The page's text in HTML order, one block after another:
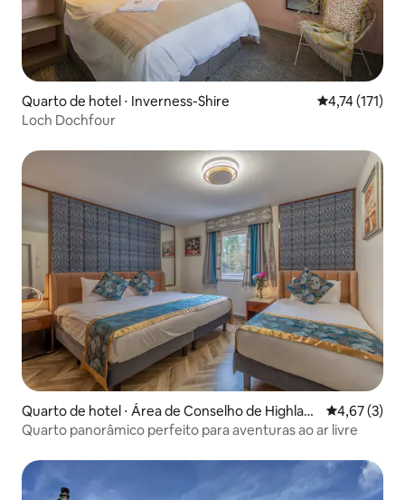
Quarto de hotel ⋅ Inverness-Shire 4,74 de uma
4,74 (171)
Loch Dochfour
Quarto de hotel ⋅ Área de Conselho de Highlan
d
4,67 de
4,67 (3)
Quarto panorâmico perfeito para aventuras ao ar livre